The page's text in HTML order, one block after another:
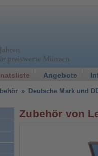
Angebote
» Deutsche Mark und
Zubehör von